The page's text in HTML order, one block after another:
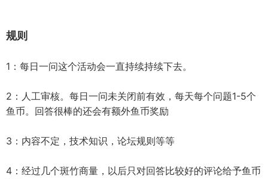
规则
1：每日一问这个活动会一直持续持续下去。
2：人工审核。每日一问未关闭前有效，每天每个问题1-5个
鱼币。回答很棒的还会有额外鱼币奖励
3：内容不定，技术知识，论坛规则等等
4：经过几个斑竹商量，以后只对回答比较好的评论给予鱼币